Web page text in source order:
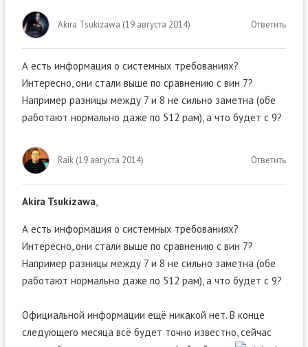
Akira Tsukizawa (19 августа 2014) Ответить
А есть информация о системных требованиях?
Интересно, они стали выше по сравнению с вин 7?
Например разницы между 7 и 8 не сильно заметна (обе
работают нормально даже по 512 рам), а что будет с 9?
Raik(19 августа 2014) Ответить
Akira Tsukizawa
А есть информация о системных требованиях?
Интересно, они стали выше по сравнению с вин 7?
Например разницы между 7 и 8 не сильно заметна (обе
работают нормально даже по 512 рам), а что будет с 9?
Официальной информации ещё никакой нет. В конце
следующего месяца всё будет точно известно, сейчас